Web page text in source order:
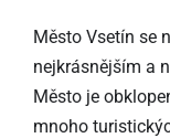
Město Vsetín se
nejkrásnějším a
Město je
mnoho